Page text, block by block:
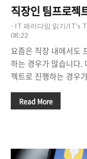
시A8(2018)', 'LG V40'이 무료? 댓글만 달면 된다.
직장인 팀프로젝
- IT 패러다임 읽기/IT's
08:22
요즘은 직장 내에서도
하는 경우가 많습니다.
젝트로 진행하는 경우
효율을 높이고 있죠.
프로그램 5가지를 소
Read More